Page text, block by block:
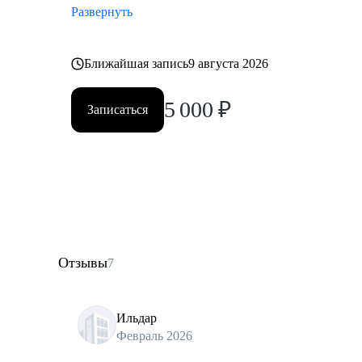
Развернуть
Ближайшая запись9 августа 2026
Записаться 5 000 ₽
Отзывы7
Ильдар
Февраль 2026